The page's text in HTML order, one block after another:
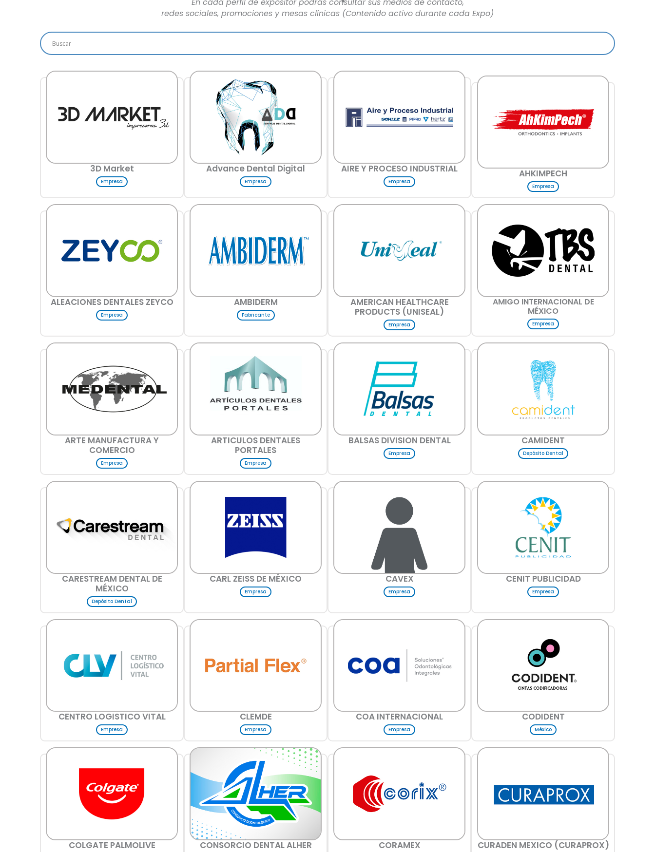
redes sociales, promociones y mesas clínicas (Contenido activo durante cada Expo)
3D Market
Empresa
Advance Dental Digital
Empresa
AIRE Y PROCESO INDUSTRIAL
Empresa
AHKIMPECH
Empresa
ALEACIONES DENTALES ZEYCO
Empresa
AMBIDERM
Fabricante
AMERICAN HEALTHCARE
PRODUCTS (UNISEAL)
Empresa
AMIGO INTERNACIONAL DE
MÉXICO
Empresa
ARTE MANUFACTURA Y
COMERCIO
Empresa
ARTICULOS DENTALES
PORTALES
Empresa
BALSAS DIVISION DENTAL
Empresa
CAMIDENT
Depósito Dental
CARESTREAM DENTAL DE
MÉXICO
Depósito Dental
CARL ZEISS DE MÉXICO
Empresa
CAVEX
Empresa
CENIT PUBLICIDAD
Empresa
CENTRO LOGISTICO VITAL
Empresa
CLEMDE
Empresa
COA INTERNACIONAL
Empresa
CODIDENT
México
COLGATE PALMOLIVE CONSORCIO DENTAL ALHER CORAMEX CURADEN MEXICO (CURAPROX)